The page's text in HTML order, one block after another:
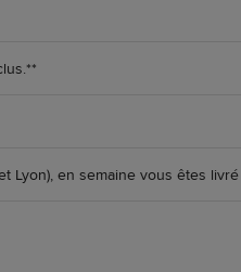
Lyon), en semaine vous êtes